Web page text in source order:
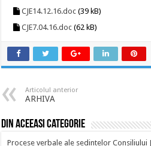
CJE14.12.16.doc (39 kB)
CJE7.04.16.doc (62 kB)
Articolul anterior
ARHIVA
Din aceeasi categorie
Procese verbale ale sedintelor Consiliului